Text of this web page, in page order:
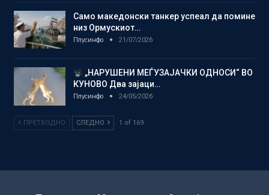
Само македонски танкер успеал да помине
низ Ормускиот…
Плусинфо 21/07/2026
„НАРУШЕНИ МЕЃУЗАЈАЧКИ ОДНОСИ“ ВО
КУНОВО Два зајаци…
Плусинфо 24/05/2026
ПРЕТХОДНО СЛЕДНО 1 of 169